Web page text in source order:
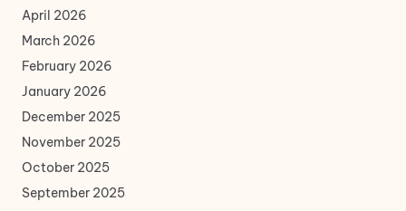
April 2026
March 2026
February 2026
January 2026
December 2025
November 2025
October 2025
September 2025